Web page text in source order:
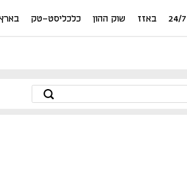
24/7 באזז שוק ההון כלכליסט-טק